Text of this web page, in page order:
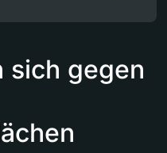
sich gegen